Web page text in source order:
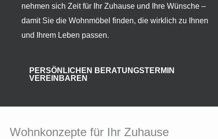
nehmen sich Zeit für Ihr Zuhause und Ihre Wünsche –
damit Sie die Wohnmöbel finden, die wirklich zu Ihnen
und Ihrem Leben passen.
PERSÖNLICHEN BERATUNGSTERMIN
VEREINBAREN
Wohnkonzepte für Ihr Zuhause